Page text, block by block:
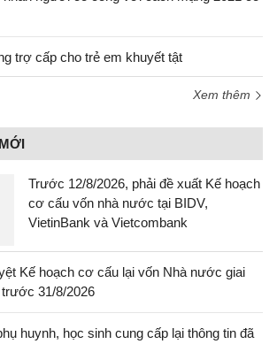
trợ cấp cho trẻ em khuyết tật
Xem thêm
Trước 12/8/2026, phải đề xuất Kế hoạch
cơ cấu vốn nhà nước tại BIDV,
VietinBank và Vietcombank
Kế hoạch cơ cấu lại vốn Nhà nước giai
31/8/2026
huynh, học sinh cung cấp lại thông tin đã